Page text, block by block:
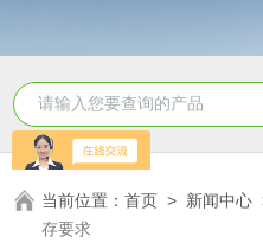
当前位置：首页 > 新闻中心
存要求